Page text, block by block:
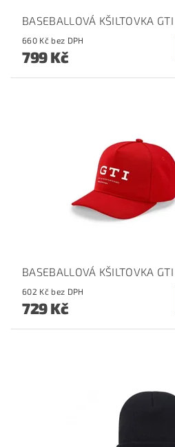
BASEBALLOVÁ KŠILTOVKA GTI
660 Kč bez DPH
799 Kč
BASEBALLOVÁ KŠILTOVKA
602 Kč bez DPH
729 Kč